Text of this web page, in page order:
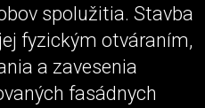
spolužitia. Stavba
fyzickým otváraním,
a zavesenia
fasádnych